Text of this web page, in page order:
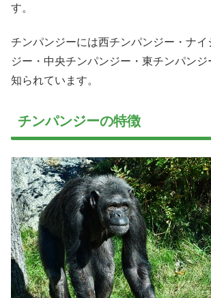
す。
チンパンジーには西チンパンジー・ナイ
ジー・中央チンパンジー・東チンパン
知られています。
チンパンジーの特徴